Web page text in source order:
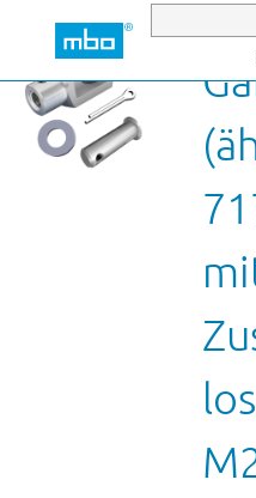
Zum Hauptinhalt springen